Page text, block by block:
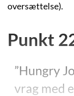
oversættelse).
Punkt
”Hungry
vrag med